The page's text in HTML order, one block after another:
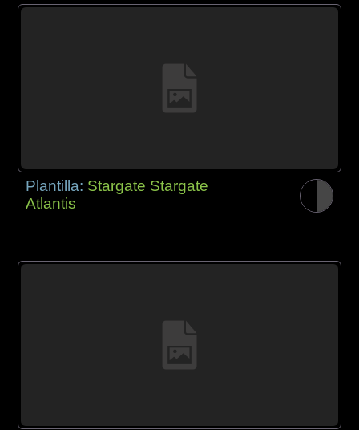
Plantilla: Stargate Stargate
Atlantis